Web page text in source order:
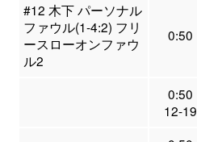
#12 木下 パーソナル
ファウル(1-4:2) フリ
ースローオンファウ
ル2
0:50
0:50
12-19